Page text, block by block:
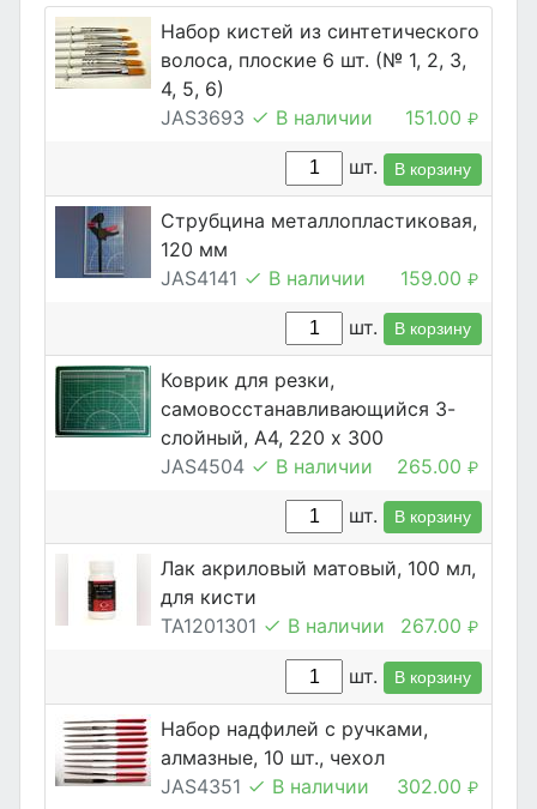
Набор кистей из синтетического
волоса, плоские 6 шт. (№ 1, 2, 3,
4, 5, 6)
JAS3693
В наличии 151.00 ₽
шт. В корзину
Струбцина металлопластиковая,
120 мм
JAS4141
В наличии 159.00 ₽
шт. В корзину
Коврик для резки,
самовосстанавливающийся 3-
слойный, А4, 220 х 300
JAS4504
В наличии 265.00 ₽
шт. В корзину
Лак акриловый матовый, 100 мл,
для кисти
TA1201301
В наличии 267.00 ₽
шт. В корзину
Набор надфилей с ручками,
алмазные, 10 шт., чехол
JAS4351
В наличии 302.00 ₽